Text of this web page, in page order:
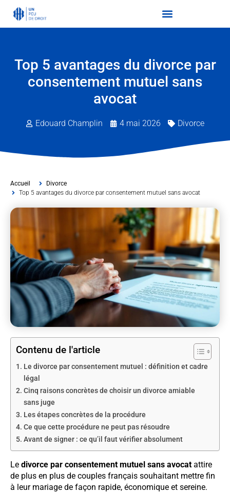
Top 5 avantages du divorce par
consentement mutuel sans
avocat
Edouard Champlin 4 mai 2026 Divorce
Accueil
Divorce
Top 5 avantages du divorce par consentement mutuel sans avocat
Contenu de l'article
Le divorce par consentement mutuel : définition et cadre
légal
Cinq raisons concrètes de choisir un divorce amiable
sans juge
Les étapes concrètes de la procédure
Ce que cette procédure ne peut pas résoudre
Avant de signer : ce qu’il faut vérifier absolument
Le divorce par consentement mutuel sans avocat attire
de plus en plus de couples français souhaitant mettre fin
à leur mariage de façon rapide, économique et sereine.